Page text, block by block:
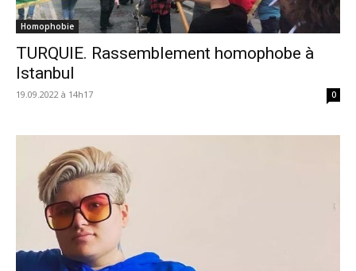
Homophobie
TURQUIE. Rassemblement homophobe à
Istanbul
19.09.2022 à 14h17 0